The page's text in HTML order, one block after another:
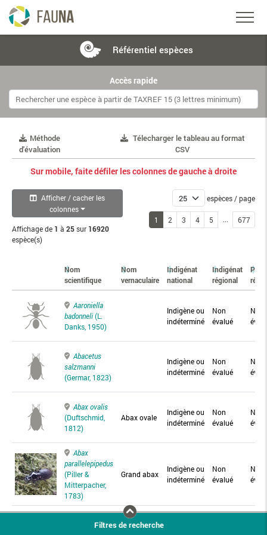
Référentiel espèces
Accès rapide
Méthode
d'évaluation
Télecharger le tableau au format
CSV
Sur mobile, faite défiler les colonnes de gauche à droite
Afficher / cacher les
colonnes
Affichage de 1 à 25sur 16920
espèce(s)
espèces / page
1 2 3 4 5 ... 677
Nom
scientifique
Nom
vernaculaire
Indigénat
national
Indigénat
régional
Aaroniella
badonneli(L.
Danks, 1950)
Indigène ou
indéterminé
Non
évalué
Non
Abacetus
salzmanni
(Germar, 1823)
Indigène ou
indéterminé
Non
évalué
Non
Abax ovalis
(Duftschmid,
1812)
Abax ovale
Indigène ou
indéterminé
Non
évalué
Non
Abax
parallelepipedus
(Piller &
Mitterpacher,
1783)
Grand abax
Indigène ou
indéterminé
Non
évalué
Non
Abax
Abax
Filtres de recherche